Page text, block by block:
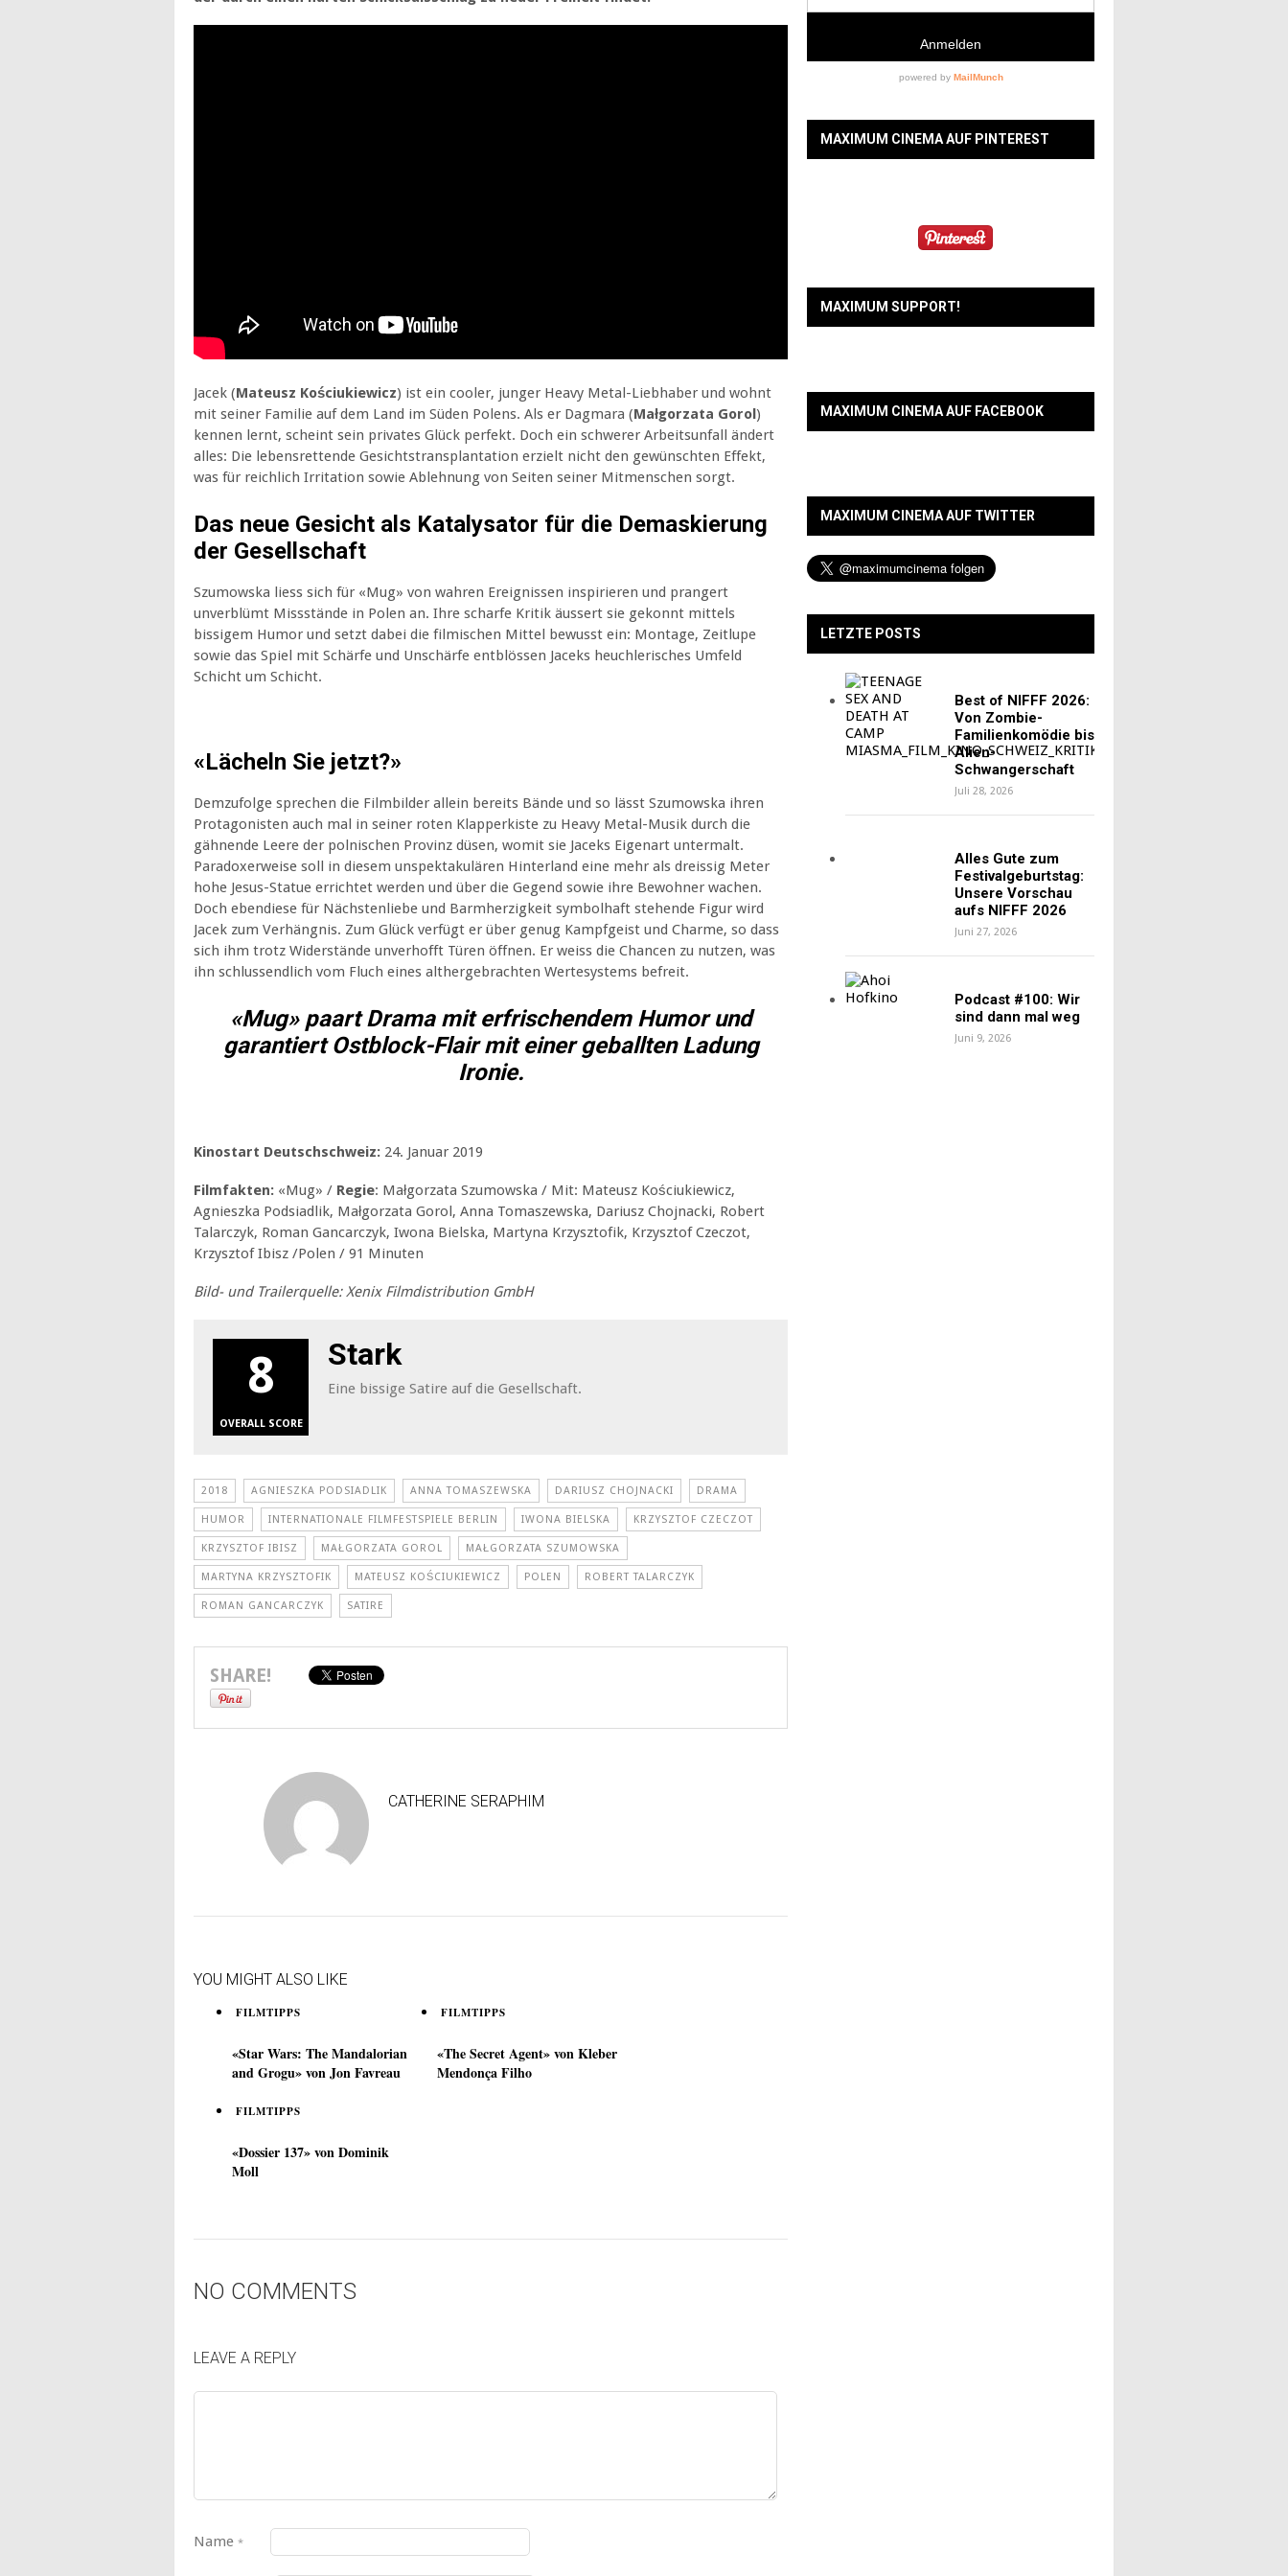
Jacek (Mateusz Kościukiewicz) ist ein cooler, junger Heavy Metal-Liebhaber und wohnt
mit seiner Familie auf dem Land im Süden Polens. Als er Dagmara (Małgorzata Gorol)
kennen lernt, scheint sein privates Glück perfekt. Doch ein schwerer Arbeitsunfall ändert
alles: Die lebensrettende Gesichtstransplantation erzielt nicht den gewünschten Effekt,
was für reichlich Irritation sowie Ablehnung von Seiten seiner Mitmenschen sorgt.
Das neue Gesicht als Katalysator für die Demaskierung
der Gesellschaft
Szumowska liess sich für «Mug» von wahren Ereignissen inspirieren und prangert
unverblümt Missstände in Polen an. Ihre scharfe Kritik äussert sie gekonnt mittels
bissigem Humor und setzt dabei die filmischen Mittel bewusst ein: Montage, Zeitlupe
sowie das Spiel mit Schärfe und Unschärfe entblössen Jaceks heuchlerisches Umfeld
Schicht um Schicht.
«Lächeln Sie jetzt?»
Demzufolge sprechen die Filmbilder allein bereits Bände und so lässt Szumowska ihren
Protagonisten auch mal in seiner roten Klapperkiste zu Heavy Metal-Musik durch die
gähnende Leere der polnischen Provinz düsen, womit sie Jaceks Eigenart untermalt.
Paradoxerweise soll in diesem unspektakulären Hinterland eine mehr als dreissig Meter
hohe Jesus-Statue errichtet werden und über die Gegend sowie ihre Bewohner wachen.
Doch ebendiese für Nächstenliebe und Barmherzigkeit symbolhaft stehende Figur wird
Jacek zum Verhängnis. Zum Glück verfügt er über genug Kampfgeist und Charme, so dass
sich ihm trotz Widerstände unverhofft Türen öffnen. Er weiss die Chancen zu nutzen, was
ihn schlussendlich vom Fluch eines althergebrachten Wertesystems befreit.
«Mug» paart Drama mit erfrischendem Humor und
garantiert Ostblock-Flair mit einer geballten Ladung
Ironie.
Kinostart Deutschschweiz: 24. Januar 2019
Filmfakten: «Mug» / Regie: Małgorzata Szumowska / Mit: Mateusz Kościukiewicz,
Agnieszka Podsiadlik, Małgorzata Gorol, Anna Tomaszewska, Dariusz Chojnacki, Robert
Talarczyk, Roman Gancarczyk, Iwona Bielska, Martyna Krzysztofik, Krzysztof Czeczot,
Krzysztof Ibisz /Polen / 91 Minuten
Bild- und Trailerquelle: Xenix Filmdistribution GmbH
8
OVERALL SCORE
Stark
Eine bissige Satire auf die Gesellschaft.
2018 AGNIESZKA PODSIADLIK ANNA TOMASZEWSKA DARIUSZ CHOJNACKI DRAMA
HUMOR INTERNATIONALE FILMFESTSPIELE BERLIN IWONA BIELSKA KRZYSZTOF CZECZOT
KRZYSZTOF IBISZ MAŁGORZATA GOROL MAŁGORZATA SZUMOWSKA
MARTYNA KRZYSZTOFIK MATEUSZ KOŚCIUKIEWICZ POLEN ROBERT TALARCZYK
ROMAN GANCARCZYK SATIRE
SHARE!
CATHERINE SERAPHIM
YOU MIGHT ALSO LIKE
FILMTIPPS
«Star Wars: The Mandalorian
and Grogu» von Jon Favreau
FILMTIPPS
«The Secret Agent» von Kleber
Mendonça Filho
FILMTIPPS
«Dossier 137» von Dominik
Moll
NO COMMENTS
LEAVE A REPLY
Name *
MAXIMUM CINEMA AUF PINTEREST
MAXIMUM SUPPORT!
MAXIMUM CINEMA AUF FACEBOOK
MAXIMUM CINEMA AUF TWITTER
LETZTE POSTS
Best of NIFFF 2026:
Von Zombie-
Familienkomödie bis
Alien-
Schwangerschaft
Juli 28, 2026
Alles Gute zum
Festivalgeburtstag:
Unsere Vorschau
aufs NIFFF 2026
Juni 27, 2026
Podcast #100: Wir
sind dann mal weg
Juni 9, 2026